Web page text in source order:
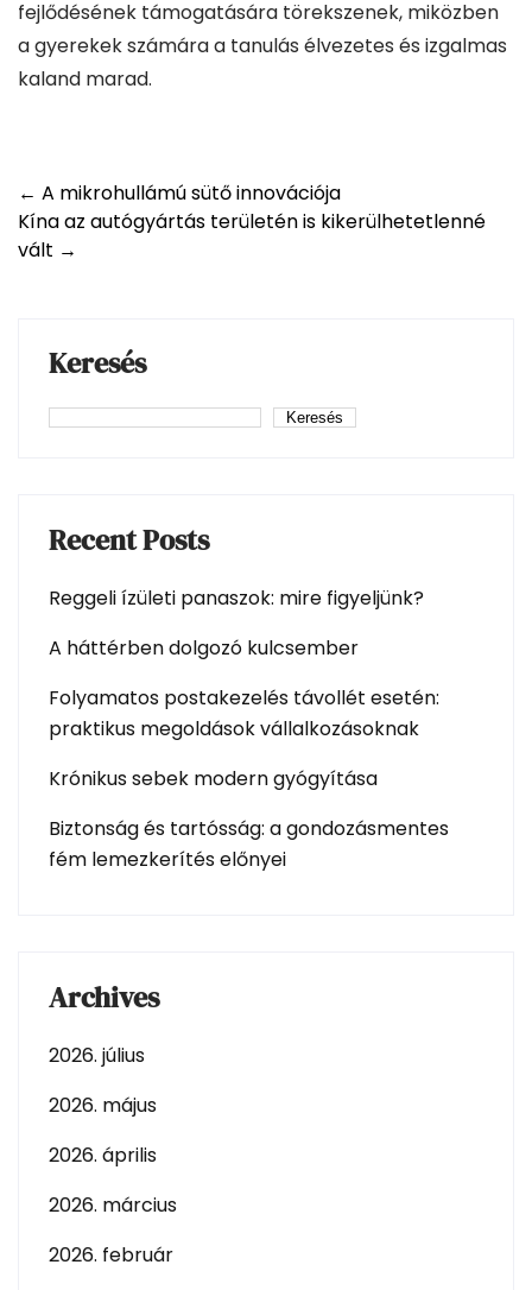
fejlődésének támogatására törekszenek, miközben
a gyerekek számára a tanulás élvezetes és izgalmas
kaland marad.
Post
navigation
← A mikrohullámú sütő innovációja
Kína az autógyártás területén is kikerülhetetlenné
vált →
Keresés
Keresés
Recent Posts
Reggeli ízületi panaszok: mire figyeljünk?
A háttérben dolgozó kulcsember
Folyamatos postakezelés távollét esetén:
praktikus megoldások vállalkozásoknak
Krónikus sebek modern gyógyítása
Biztonság és tartósság: a gondozásmentes
fém lemezkerítés előnyei
Archives
2026. július
2026. május
2026. április
2026. március
2026. február